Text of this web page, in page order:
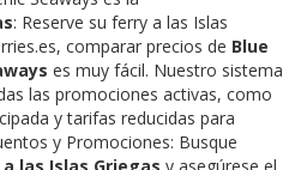
: Reserve su ferry a las Islas
comparar precios de Blue
es muy fácil. Nuestro sistema
las promociones activas, como
y tarifas reducidas para
y Promociones: Busque